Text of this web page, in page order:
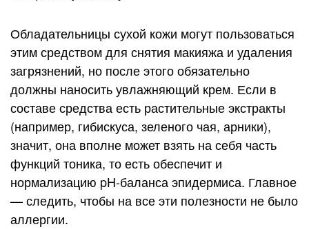
Обладательницы сухой кожи могут пользоваться
этим средством для снятия макияжа и удаления
загрязнений, но после этого обязательно
должны наносить увлажняющий крем. Если в
составе средства есть растительные экстракты
(например, гибискуса, зеленого чая, арники),
значит, она вполне может взять на себя часть
функций тоника, то есть обеспечит и
нормализацию pH-баланса эпидермиса. Главное
— следить, чтобы на все эти полезности не было
аллергии.